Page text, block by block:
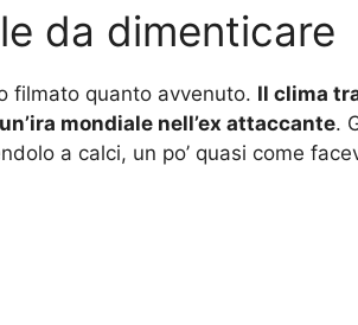
da dimenticare
filmato quanto avvenuto. Il clima
mondiale nell’ex attaccante.
a calci, un po’ quasi come